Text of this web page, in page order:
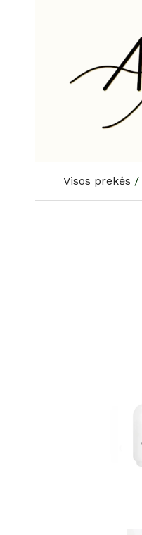
Visos prekės /